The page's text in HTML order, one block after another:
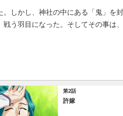
しかし、神社の中にある「鬼」を
う羽目になった。そしてその事は
第2話
許嫁